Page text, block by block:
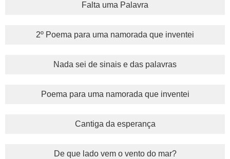
Falta uma Palavra
2º Poema para uma namorada que inventei
Nada sei de sinais e das palavras
Poema para uma namorada que inventei
Cantiga da esperança
De que lado vem o vento do mar?